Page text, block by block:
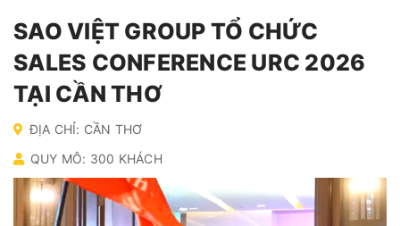
SAO VIỆT GROUP TỔ CHỨC
SALES CONFERENCE URC 2026
TẠI CẦN THƠ
ĐỊA CHỈ: CẦN THƠ
QUY MÔ: 300 KHÁCH